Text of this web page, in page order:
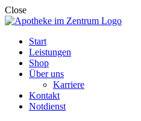
Close
Start
Leistungen
Shop
Über uns
Karriere
Kontakt
Notdienst